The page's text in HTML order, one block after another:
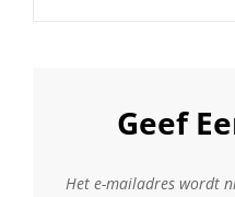
Geef
Het e-mailadres wordt